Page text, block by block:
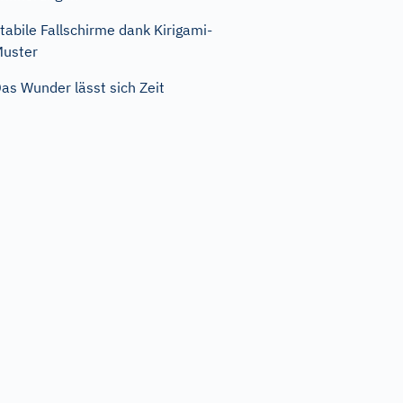
Fallschirme dank Kirigami-
Wunder lässt sich Zeit